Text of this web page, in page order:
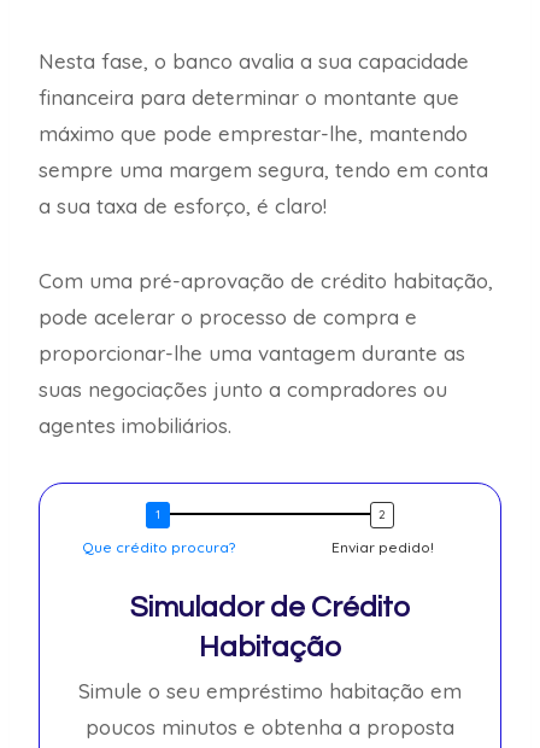
Nesta fase, o banco avalia a sua capacidade
financeira para determinar o montante que
máximo que pode emprestar-lhe, mantendo
sempre uma margem segura, tendo em conta
a sua taxa de esforço, é claro!
Com uma pré-aprovação de crédito habitação,
pode acelerar o processo de compra e
proporcionar-lhe uma vantagem durante as
suas negociações junto a compradores ou
agentes imobiliários.
Que crédito procura? Enviar pedido!
Simulador de Crédito
Habitação
Simule o seu empréstimo habitação em
poucos minutos e obtenha a proposta